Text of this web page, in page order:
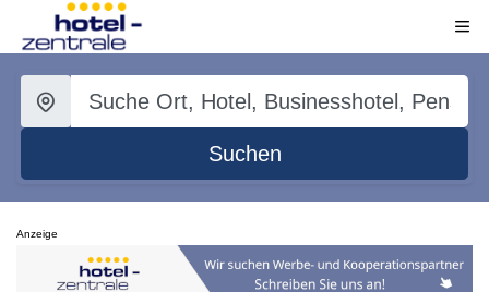
Suchen
Anzeige